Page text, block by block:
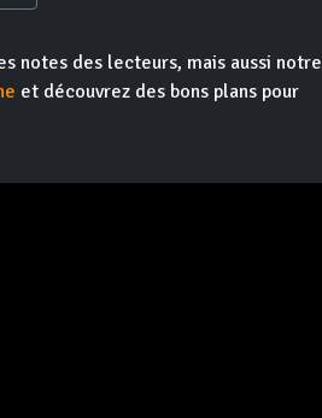
notes des lecteurs, mais aussi notre
et découvrez des bons plans pour